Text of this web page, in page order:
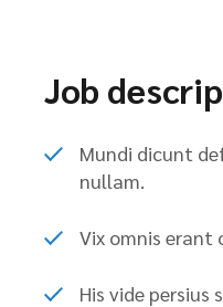
Job
Mundi dicunt
nullam.
Vix omnis erant
His vide persius